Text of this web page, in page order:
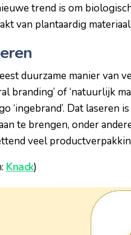
trend is om
van plantaardig
duurzame manier van
branding’ of ‘natuurlijk
‘ingebrand’. Dat
te brengen, onder
veel
Knack)